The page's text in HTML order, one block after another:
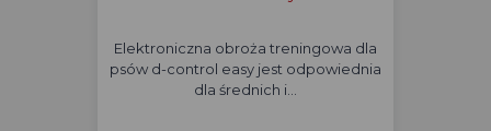
Elektroniczna obroża treningowa dla
psów d-control easy jest odpowiednia
dla średnich i…